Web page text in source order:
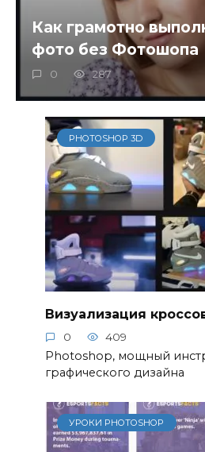
Как грамотно
фото без Фотошопа
0 287
PHOTOSHOP 3D
Визуализация
0 409
Photoshop, мощный
графического дизайна
УРОКИ PHOTOSHOP